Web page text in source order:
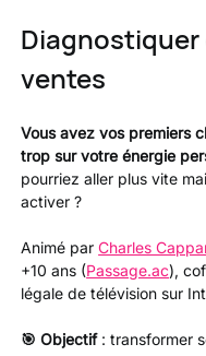
ventes
​Vous avez vos premiers
trop sur votre énergie
pourriez aller plus vite
activer ?
​Animé par Charles
+10 ans (Passage.ac),
légale de télévision sur
🎯 Objectif : transformer